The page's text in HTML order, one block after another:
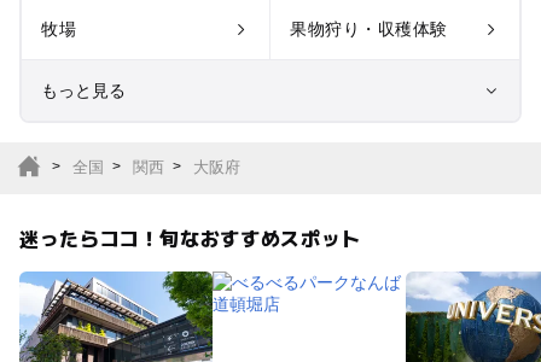
牧場 果物狩り・収穫体験
もっと見る
サファリパーク
植物園・フラワーパー
ク
キャンプ場
全国 関西 大阪府
迷ったらココ！旬なおすすめスポット